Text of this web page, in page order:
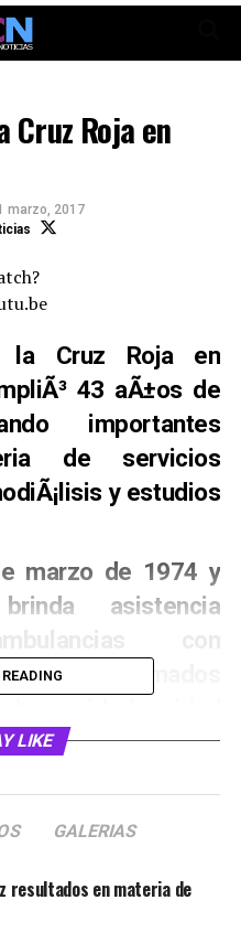
Cruz Roja en
marzo, 2017
la Cruz Roja en
43 aÃ±os de
importantes
de servicios
y estudios
marzo de 1974 y
asistencia
y formados
beneficiÃ³ a
con jornadas
atenciÃ³n
de ambulancia
en un 60% por
LIKE
GALERIAS
resultados en materia de